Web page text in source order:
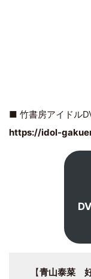
■ 竹書房アイドル
https://idol-
【青山泰菜